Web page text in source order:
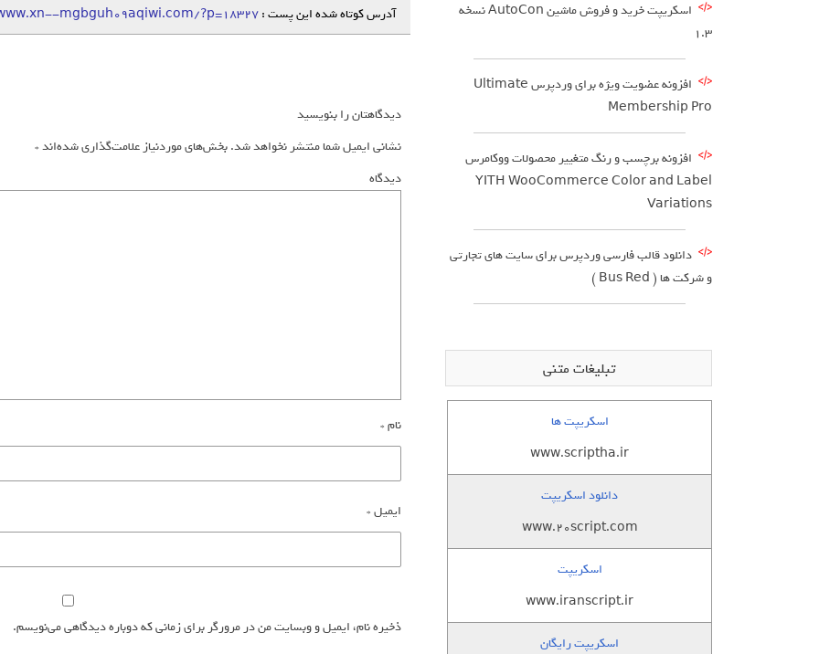
آدرس کوتاه شده این پست :mgbguh09aqiwi.com/?p=18327
دیدگاهتان را بنویسید
نشانی ایمیل شما منتشر نخواهد شد.بخش‌های موردنیاز علامت‌گذاری شده‌اند*
دیدگاه
نام*
ایمیل*
ذخیره نام، ایمیل و وبسایت من در مرورگر برای زمانی که دوباره دیدگاهی می‌نویسم.
اسکریپت خرید و فروش ماشین AutoCon نسخه
1.3
افزونه عضویت ویژه برای وردپرس Ultimate
Membership Pro
افزونه برچسب و رنگ متغییر محصولات ووکامرس
YITH WooCommerce Color and Label
Variations
دانلود قالب فارسی وردپرس برای سایت های تجارتی
و شرکت ها ( Bus Red )
تبلیغات متنی
اسکریپت ها
www.scriptha.ir
دانلود اسکریپت
www.20script.com
اسکریپت
www.iranscript.ir
اسکریپت رایگان